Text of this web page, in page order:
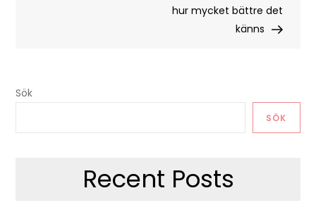
hur mycket bättre det
känns
Sök
SÖK
Recent Posts